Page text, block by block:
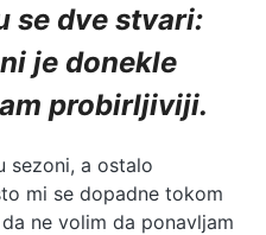
se dve stvari:
je donekle
probirljiviji.
sezoni, a ostalo
mi se dopadne tokom
ne volim da ponavljam